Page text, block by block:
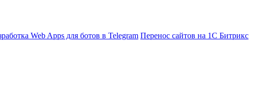
Web Apps для ботов в Telegram Перенос сайтов на 1С Битрикс